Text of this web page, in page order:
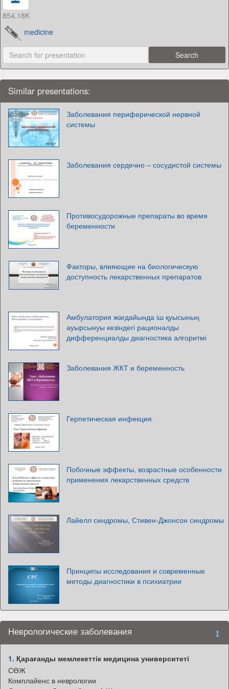
854.18K
medicine
Similar presentations:
Заболевания периферической нервной
системы
Заболевания сердечно – сосудистой системы
Противосудорожные препараты во время
беременности
Факторы, влияющие на биологическую
доступность лекарственных препаратов
Амбулатория жағдайында іш қуысының
ауырсынуы кезіндегі рационалды
дифференциалды диагностика алгоритмі
Заболевания ЖКТ и беременность
Герпетическая инфекция
Побочные эффекты, возрастные особенности
применения лекарственных средств
Лайелл синдромы, Стивен-Джонсон синдромы
Принципы исследования и современные
методы диагностики в психиатрии
Неврологические заболевания
1. Қарағанды мемлекеттік медицина университеті
СӨЖ
Комплайенс в неврологии